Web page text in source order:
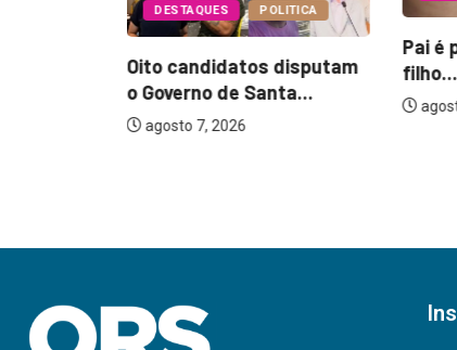
DESTAQUES POLITICA
Oito candidatos disputam
o Governo de Santa...
agosto 7, 2026
Pai é
filho...